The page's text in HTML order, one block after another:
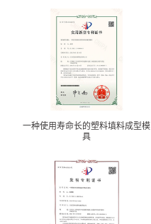
一种使用寿命长的塑料填料成型模
具